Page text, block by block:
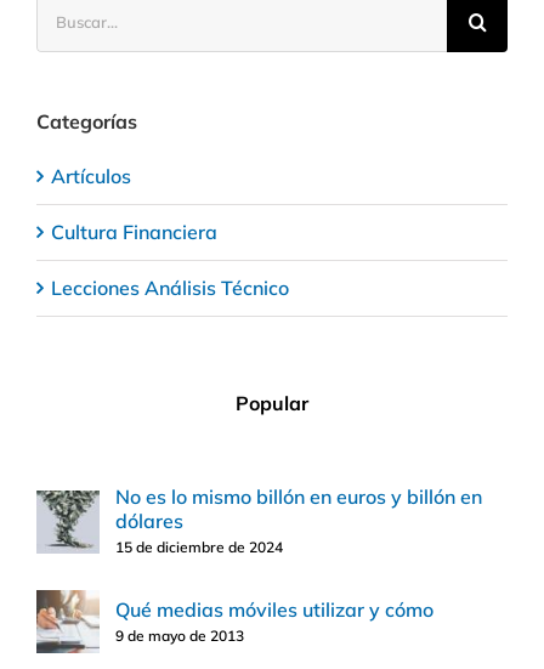
Categorías
Artículos
Cultura Financiera
Lecciones Análisis Técnico
Popular
No es lo mismo billón en euros y billón en
dólares
15 de diciembre de 2024
Qué medias móviles utilizar y cómo
9 de mayo de 2013